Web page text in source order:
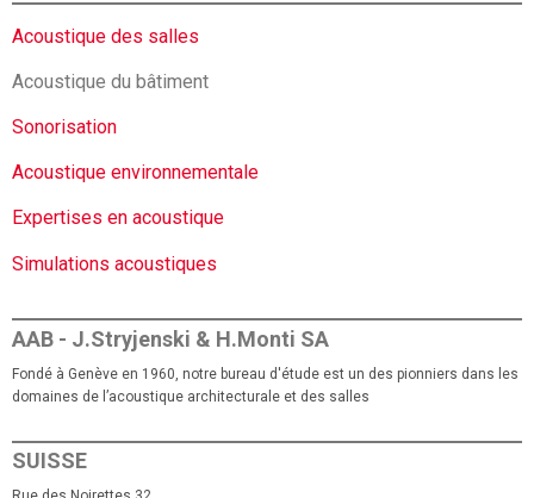
Acoustique des salles
Acoustique du bâtiment
Sonorisation
Acoustique environnementale
Expertises en acoustique
Simulations acoustiques
AAB - J.Stryjenski & H.Monti SA
Fondé à Genève en 1960, notre bureau d'étude est un des pionniers dans les
domaines de l’acoustique architecturale et des salles
SUISSE